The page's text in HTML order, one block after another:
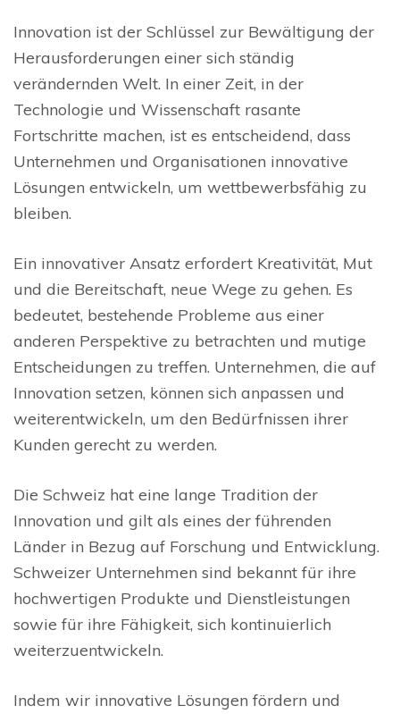
Innovation ist der Schlüssel zur Bewältigung der
Herausforderungen einer sich ständig
verändernden Welt. In einer Zeit, in der
Technologie und Wissenschaft rasante
Fortschritte machen, ist es entscheidend, dass
Unternehmen und Organisationen innovative
Lösungen entwickeln, um wettbewerbsfähig zu
bleiben.
Ein innovativer Ansatz erfordert Kreativität, Mut
und die Bereitschaft, neue Wege zu gehen. Es
bedeutet, bestehende Probleme aus einer
anderen Perspektive zu betrachten und mutige
Entscheidungen zu treffen. Unternehmen, die auf
Innovation setzen, können sich anpassen und
weiterentwickeln, um den Bedürfnissen ihrer
Kunden gerecht zu werden.
Die Schweiz hat eine lange Tradition der
Innovation und gilt als eines der führenden
Länder in Bezug auf Forschung und Entwicklung.
Schweizer Unternehmen sind bekannt für ihre
hochwertigen Produkte und Dienstleistungen
sowie für ihre Fähigkeit, sich kontinuierlich
weiterzuentwickeln.
Indem wir innovative Lösungen fördern und